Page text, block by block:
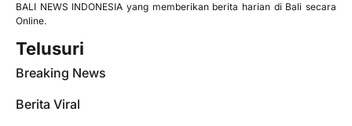
BALI NEWS INDONESIA yang memberikan berita harian di Bali secara
Online.
Telusuri
Breaking News
Berita Viral